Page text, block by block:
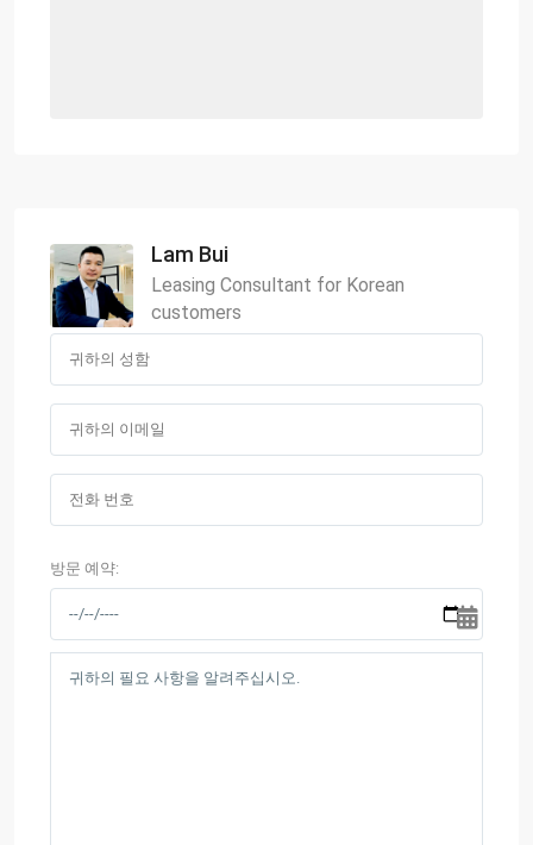
Lam Bui
Leasing Consultant for Korean
customers
방문 예약: